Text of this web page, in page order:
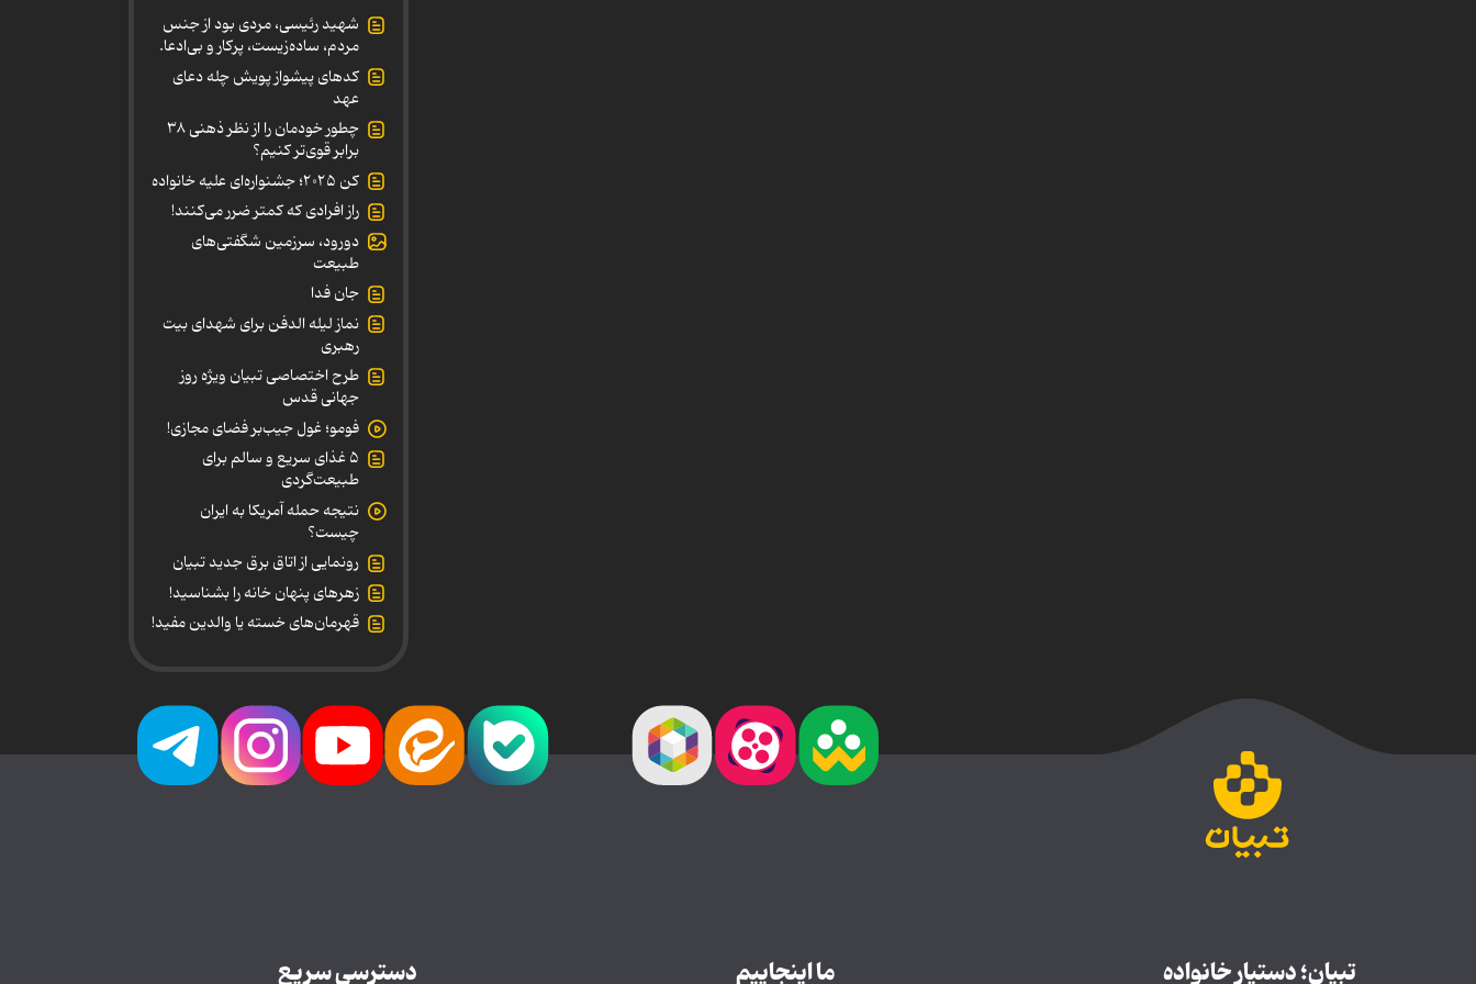
شهید رئیسی، مردی بود از جنس
مردم، ساده‌زیست، پرکار و بی‌ادعا.
کدهای پیشواز پویش چله دعای
عهد
چطور خودمان را از نظر ذهنی ۳۸
برابر قوی‌تر کنیم؟
کن ۲۰۲۵؛ جشنواره‌ای علیه خانواده
راز افرادی که کمتر ضرر می‌کنند!
دورود، سرزمین شگفتی‌های
طبیعت
جان فدا
نماز لیله الدفن برای شهدای بیت
رهبری
طرح اختصاصی تبیان ویژه روز
جهانی قدس
فومو؛ غول جیب‌بر فضای مجازی!
۵ غذای سریع و سالم برای
طبیعت‌گردی
نتیجه حمله آمریکا به ایران
چیست؟
رونمایی از اتاق برق جدید تبیان
زهرهای پنهان خانه را بشناسید!
قهرمان‌های خسته یا والدین مفید!
تبیان؛ دستیار خانواده ما اینجاییم دسترسی سریع